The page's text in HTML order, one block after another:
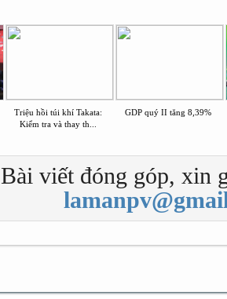
Triệu hồi túi khí Takata:
Kiểm tra và thay th...
GDP quý II tăng 8,39%
Bài viết đóng góp, xin